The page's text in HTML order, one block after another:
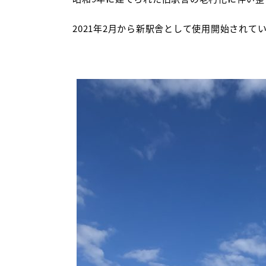
2021年2月から新駅舎として使用開始されて